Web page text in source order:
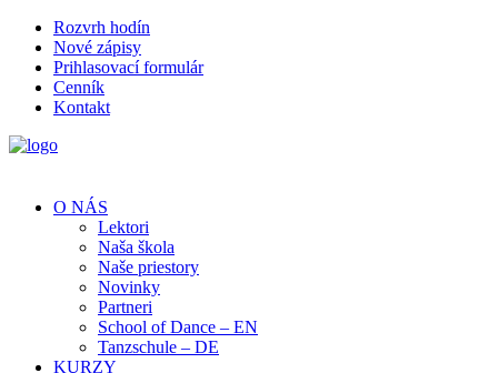
Rozvrh hodín
Nové zápisy
Prihlasovací formulár
Cenník
Kontakt
O NÁS
Lektori
Naša škola
Naše priestory
Novinky
Partneri
School of Dance – EN
Tanzschule – DE
KURZY